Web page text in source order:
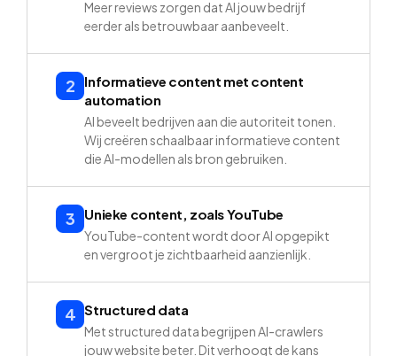
Meer reviews zorgen dat AI jouw bedrijf
eerder als betrouwbaar aanbeveelt.
2
Informatieve content met content
automation
AI beveelt bedrijven aan die autoriteit tonen.
Wij creëren schaalbaar informatieve content
die AI-modellen als bron gebruiken.
3 Unieke content, zoals YouTube
YouTube-content wordt door AI opgepikt
en vergroot je zichtbaarheid aanzienlijk.
4 Structured data
Met structured data begrijpen AI-crawlers
jouw website beter. Dit verhoogt de kans